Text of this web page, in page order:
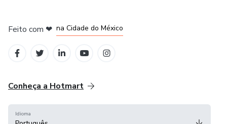
Feito com ❤ na Cidade do México
Conheça a Hotmart
Idioma